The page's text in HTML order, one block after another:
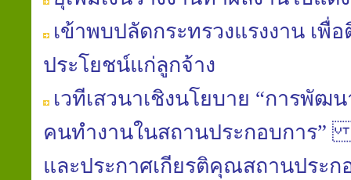
เข้าพบปลัดกระทรวงแรงงาน เพื่
ประโยชน์แก่ลูกจ้าง
เวทีเสวนาเชิงนโยบาย “การพัฒ
คนทำงานในสถานประกอบการ”
และประกาศเกียรติคุณสถานประ